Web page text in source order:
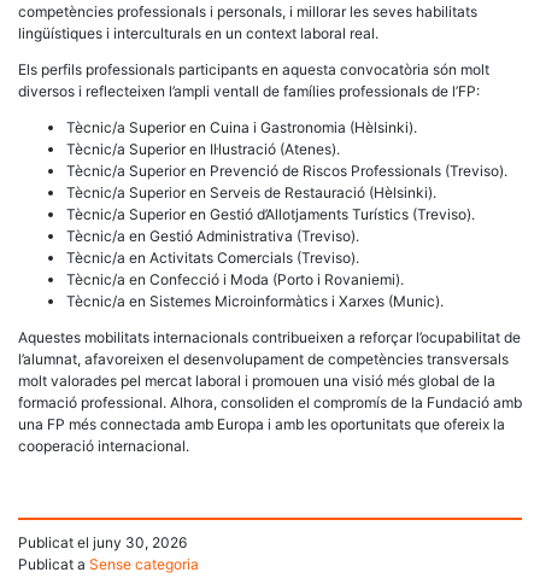
competències professionals i personals, i millorar les seves habilitats
lingüístiques i interculturals en un context laboral real.
Els perfils professionals participants en aquesta convocatòria són molt
diversos i reflecteixen l’ampli ventall de famílies professionals de l’FP:
Tècnic/a Superior en Cuina i Gastronomia (Hèlsinki).
Tècnic/a Superior en Il·lustració (Atenes).
Tècnic/a Superior en Prevenció de Riscos Professionals (Treviso).
Tècnic/a Superior en Serveis de Restauració (Hèlsinki).
Tècnic/a Superior en Gestió d’Allotjaments Turístics (Treviso).
Tècnic/a en Gestió Administrativa (Treviso).
Tècnic/a en Activitats Comercials (Treviso).
Tècnic/a en Confecció i Moda (Porto i Rovaniemi).
Tècnic/a en Sistemes Microinformàtics i Xarxes (Munic).
Aquestes mobilitats internacionals contribueixen a reforçar l’ocupabilitat de
l’alumnat, afavoreixen el desenvolupament de competències transversals
molt valorades pel mercat laboral i promouen una visió més global de la
formació professional. Alhora, consoliden el compromís de la Fundació amb
una FP més connectada amb Europa i amb les oportunitats que ofereix la
cooperació internacional.
Publicat el juny 30, 2026
Publicat a Sense categoria